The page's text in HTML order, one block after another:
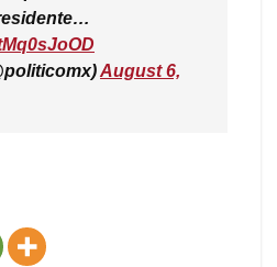
August 6,